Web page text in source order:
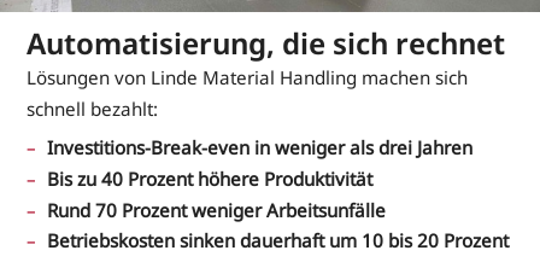
Automatisierung, die sich rechnet
Lösungen von Linde Material Handling machen sich
schnell bezahlt:
Investitions-Break-even in weniger als drei Jahren
Bis zu 40 Prozent höhere Produktivität
Rund 70 Prozent weniger Arbeitsunfälle
Betriebskosten sinken dauerhaft um 10 bis 20 Prozent